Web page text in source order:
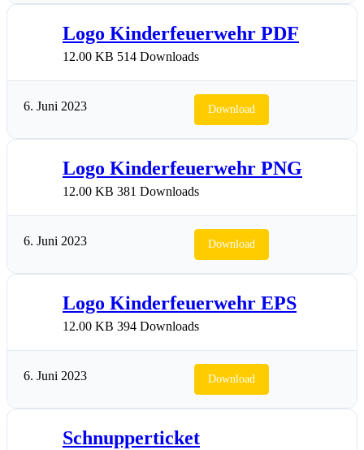
Logo Kinderfeuerwehr PDF
12.00 KB 514 Downloads
6. Juni 2023 Download
Logo Kinderfeuerwehr PNG
12.00 KB 381 Downloads
6. Juni 2023 Download
Logo Kinderfeuerwehr EPS
12.00 KB 394 Downloads
6. Juni 2023 Download
Schnupperticket